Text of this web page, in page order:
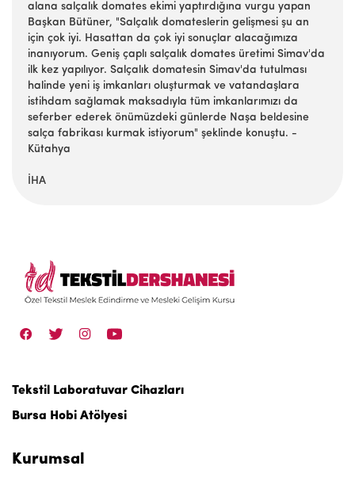
alana salçalık domates ekimi yaptırdığına vurgu yapan
Başkan Bütüner, "Salçalık domateslerin gelişmesi şu an
için çok iyi. Hasattan da çok iyi sonuçlar alacağımıza
inanıyorum. Geniş çaplı salçalık domates üretimi Simav'da
ilk kez yapılıyor. Salçalık domatesin Simav'da tutulması
halinde yeni iş imkanları oluşturmak ve vatandaşlara
istihdam sağlamak maksadıyla tüm imkanlarımızı da
seferber ederek önümüzdeki günlerde Naşa beldesine
salça fabrikası kurmak istiyorum" şeklinde konuştu. -
Kütahya
İHA
Tekstil Laboratuvar Cihazları
Bursa Hobi Atölyesi
Kurumsal